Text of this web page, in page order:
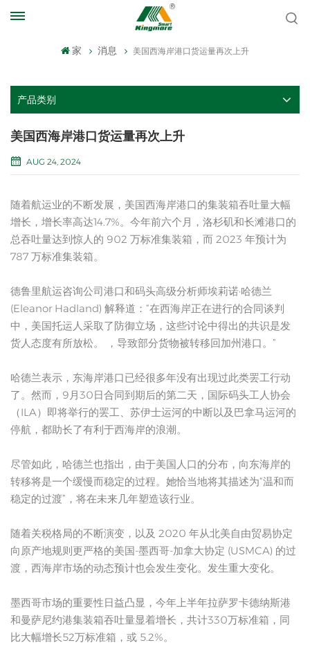
家 消息 美国西海岸港口货运量再次上升
产品类别
美国西海岸港口货运量再次上升
AUG 24, 2024
随着航运业的不断发展，美国西海岸港口的集装箱吞吐量大幅
增长，增长率高达14.7%。今年前六个月，洛杉矶和长滩港口的
总吞吐量达到惊人的 902 万标准集装箱，而 2023 年预计为
787 万标准集装箱。
德鲁里航运咨询公司港口和码头高级分析师埃莉诺·哈德兰
(Eleanor Hadland) 解释道：“在西海岸正在进行的合同谈判
中，美国托运人采取了防御立场，这些讨论中得出的共识是发
货人态度有所放松。 ，导致部分货物被转移回加州港口。”
哈德兰表示，东海岸港口已经很多年没有出现过此类罢工行动
了。然而，9月30日合同到期后的第二天，国际码头工人协会
（ILA）即将举行的罢工、苏伊士运河的中断以及巴拿马运河的
停航，都助长了有利于西海岸的浪潮。
尽管如此，哈德兰也指出，由于美国人口的分布，向东海岸的
转移将是一个缓慢而稳定的过程。她恰当地将其描述为“温和而
稳定的过渡”，将在未来几年塑造该行业。
随着关税格局的不断演变，以及 2020 年从北美自由贸易协定
向原产地规则更严格的美国-墨西哥-加拿大协定 (USMCA) 的过
渡，西海岸市场的动态预计也会发生变化。发生重大变化。
墨西哥市场的重要性日益凸显，今年上半年拉萨罗卡德纳斯港
和曼萨尼约港集装箱吞吐量显着增长，共计330万标准箱，同
比大幅增长52万标准箱，或 5.2%。